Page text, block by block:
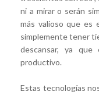
ni a mirar o serán
más valioso que es
simplemente tener
descansar, ya que
productivo.
Estas tecnologías